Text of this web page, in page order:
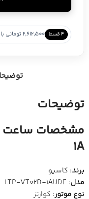
۴ قسط 2,612,500 تومانی با
توضیحات
1A
برند: کاسیو
مدل: LTP-VT02D-1AUDF
نوع موتور: کوارتز